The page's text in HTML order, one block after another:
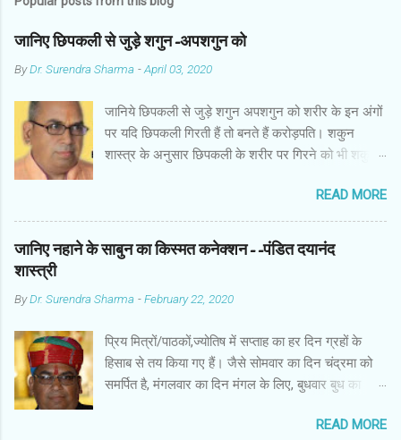
जानिए छिपकली से जुड़े शगुन-अपशगुन को
ByDr. Surendra Sharma -April 03, 2020
जानिये छिपकली से जुड़े शगुन अपशगुन को शरीर के इन अंगों
पर यदि छिपकली गिरती हैं तो बनते हैं करोड़पति। शकुन
शास्त्र के अनुसार छिपकली के शरीर पर गिरने को भी शकुन/
पाई जाती है, एक जंगली और एक घरेलू। छिपकली की जंगली
नस्ल को गिरगिट कहा जाता है जबकि घरों में पाई जाने वाली
छिपकली घरेलू छिपकली कही जाती है। शकुन शास्त्र के
अनुसार छिपकली के शरीर पर गिरने को भी शकुन/अपशकुन
के दाहिनी तरफ गिरना ठीक होता है। इसी प्रकार छिपकली का
की ओर गिरना अच्छा नहीं होता। रविवार या मंगलवार को लाल
रंग की छिपकली तथा शनिवार को काले रंग की छिपकली से
कम हानि होती है। ✍🏻✍🏻🌷🌷👉🏻👉🏻 छिपकली होती है मां
लगते हैं, लेकिन वो कोई ऐसा जीव नहीं है जिससे हमारा कुछ
READ MORE
जानिए नहाने के साबुन का किस्मत कनेक्शन--पंडित दयानंद
शास्त्री
ByDr. Surendra Sharma -February 22, 2020
प्रिय मित्रों/पाठकों,ज्योतिष में सप्ताह का हर दिन ग्रहों के
हिसाब से तय किया गए हैं। जैसे सोमवार का दिन चंद्रमा को
समर्पित है, मंगलवार का दिन मंगल के लिए, बुधवार बुध का
ग्रहों के नजरिए से शुभ काम करनी चाहिए और वर्जित किए गए
READ MORE